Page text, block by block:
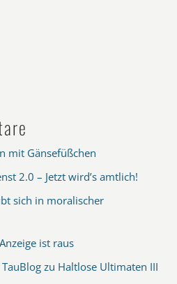
mit Gänsefüßchen
2.0 – Jetzt wird’s amtlich!
sich in moralischer
ist raus
zu Haltlose Ultimaten III